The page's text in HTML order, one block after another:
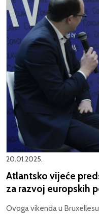
20.01.2025.
Atlantsko vijeće
za razvoj europskih
Ovoga vikenda u